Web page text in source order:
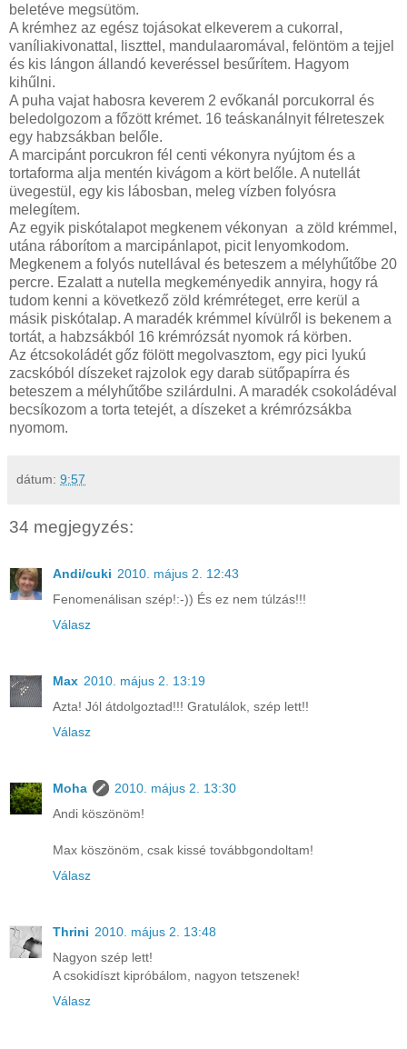
beletéve megsütöm.
A krémhez az egész tojásokat elkeverem a cukorral,
vaníliakivonattal, liszttel, mandulaaromával, felöntöm a tejjel
és kis lángon állandó keveréssel besűrítem. Hagyom
kihűlni.
A puha vajat habosra keverem 2 evőkanál porcukorral és
beledolgozom a főzött krémet. 16 teáskanálnyit félreteszek
egy habzsákban belőle.
A marcipánt porcukron fél centi vékonyra nyújtom és a
tortaforma alja mentén kivágom a kört belőle. A nutellát
üvegestül, egy kis lábosban, meleg vízben folyósra
melegítem.
Az egyik piskótalapot megkenem vékonyan a zöld krémmel,
utána ráborítom a marcipánlapot, picit lenyomkodom.
Megkenem a folyós nutellával és beteszem a mélyhűtőbe 20
percre. Ezalatt a nutella megkeményedik annyira, hogy rá
tudom kenni a következő zöld krémréteget, erre kerül a
másik piskótalap. A maradék krémmel kívülről is bekenem a
tortát, a habzsákból 16 krémrózsát nyomok rá körben.
Az étcsokoládét gőz fölött megolvasztom, egy pici lyukú
zacskóból díszeket rajzolok egy darab sütőpapírra és
beteszem a mélyhűtőbe szilárdulni. A maradék csokoládéval
becsíkozom a torta tetejét, a díszeket a krémrózsákba
nyomom.
dátum: 9:57
34 megjegyzés:
Andi/cuki 2010. május 2. 12:43
Fenomenálisan szép!:-)) És ez nem túlzás!!!
Válasz
Max 2010. május 2. 13:19
Azta! Jól átdolgoztad!!! Gratulálok, szép lett!!
Válasz
Moha
2010. május 2. 13:30
Andi köszönöm!
Max köszönöm, csak kissé továbbgondoltam!
Válasz
Thrini 2010. május 2. 13:48
Nagyon szép lett!
A csokidíszt kipróbálom, nagyon tetszenek!
Válasz